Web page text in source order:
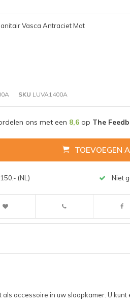
Vasca Antraciet Mat
SKU LUVA1400A
ons met een 8,6op The
TOEVOEGEN
(NL) Niet
accessoire in uw slaapkamer. U kunt